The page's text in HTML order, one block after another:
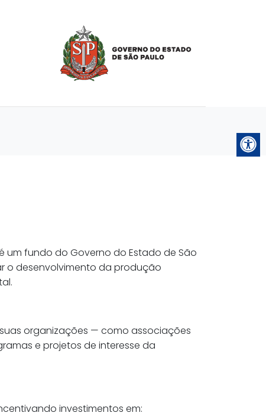
um fundo do Governo do Estado de São
o desenvolvimento da produção
organizações — como associações
e projetos de interesse da
investimentos em: